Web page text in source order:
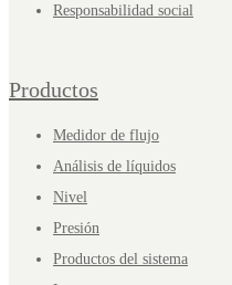
Responsabilidad social
Productos
Medidor de flujo
Análisis de líquidos
Nivel
Presión
Productos del sistema